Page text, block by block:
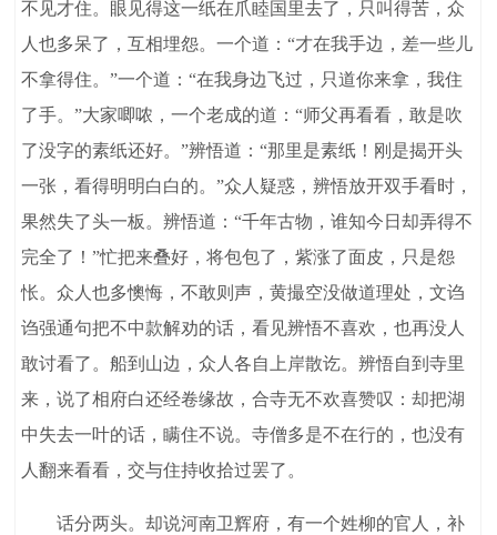
不见才住。眼见得这一纸在爪睦国里去了，只叫得苦，众
人也多呆了，互相埋怨。一个道：“才在我手边，差一些儿
不拿得住。”一个道：“在我身边飞过，只道你来拿，我住
了手。”大家唧哝，一个老成的道：“师父再看看，敢是吹
了没字的素纸还好。”辨悟道：“那里是素纸！刚是揭开头
一张，看得明明白白的。”众人疑惑，辨悟放开双手看时，
果然失了头一板。辨悟道：“千年古物，谁知今日却弄得不
完全了！”忙把来叠好，将包包了，紫涨了面皮，只是怨
怅。众人也多懊悔，不敢则声，黄撮空没做道理处，文诌
诌强通句把不中款解劝的话，看见辨悟不喜欢，也再没人
敢讨看了。船到山边，众人各自上岸散讫。辨悟自到寺里
来，说了相府白还经卷缘故，合寺无不欢喜赞叹：却把湖
中失去一叶的话，瞒住不说。寺僧多是不在行的，也没有
人翻来看看，交与住持收拾过罢了。
话分两头。却说河南卫辉府，有一个姓柳的官人，补